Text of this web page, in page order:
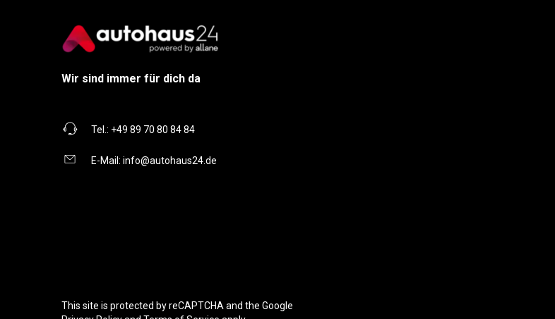
Wir sind immer für dich da
Tel.: +49 89 70 80 84 84
E-Mail: info@autohaus24.de
This site is protected by reCAPTCHA and the Google